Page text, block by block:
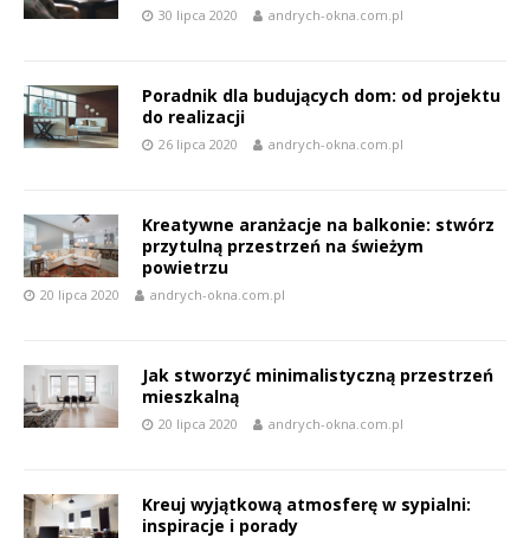
30 lipca 2020 andrych-okna.com.pl
Poradnik dla budujących dom: od projektu
do realizacji
26 lipca 2020 andrych-okna.com.pl
Kreatywne aranżacje na balkonie: stwórz
przytulną przestrzeń na świeżym
powietrzu
20 lipca 2020 andrych-okna.com.pl
Jak stworzyć minimalistyczną przestrzeń
mieszkalną
20 lipca 2020 andrych-okna.com.pl
Kreuj wyjątkową atmosferę w sypialni:
inspiracje i porady